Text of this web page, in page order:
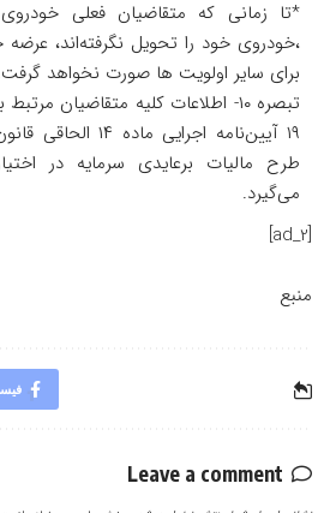
،خودروی خود را تحویل نگرفته‌اند،
برای سایر اولویت ها صورت نخواهد
تبصره ۱۰- اطلاعات کلیه متقاضیان
۱۹ آیین‌نامه اجرایی
طرح مالیات برعایدی سرمایه در
می‌گیرد.
[ad_2]
منبع
Leave a comment